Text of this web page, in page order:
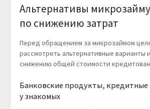
Альтернативы
по снижению затрат
Перед обращением за микрозаймом
рассмотреть альтернативные варианты
снижению общей стоимости
Банковские продукты, кредитные
у знакомых